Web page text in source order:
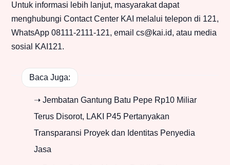
Untuk informasi lebih lanjut, masyarakat dapat
menghubungi Contact Center KAI melalui telepon di 121,
WhatsApp 08111-2111-121, email cs@kai.id, atau media
sosial KAI121.
Baca Juga:
➝ Jembatan Gantung Batu Pepe Rp10 Miliar
Terus Disorot, LAKI P45 Pertanyakan
Transparansi Proyek dan Identitas Penyedia
Jasa